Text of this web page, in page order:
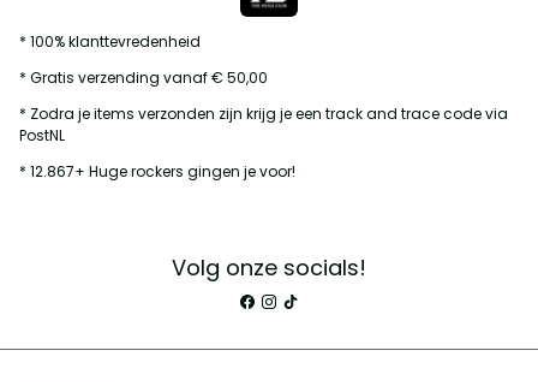
* 100% klanttevredenheid
* Gratis verzending vanaf € 50,00
* Zodra je items verzonden zijn krijg je een track and trace code via
PostNL
* 12.867+ Huge rockers gingen je voor!
Volg onze socials!